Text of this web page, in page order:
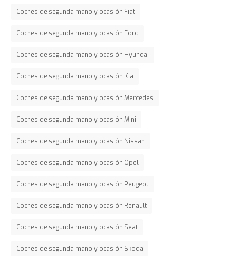
Coches de segunda mano y ocasión Fiat
Coches de segunda mano y ocasión Ford
Coches de segunda mano y ocasión Hyundai
Coches de segunda mano y ocasión Kia
Coches de segunda mano y ocasión Mercedes
Coches de segunda mano y ocasión Mini
Coches de segunda mano y ocasión Nissan
Coches de segunda mano y ocasión Opel
Coches de segunda mano y ocasión Peugeot
Coches de segunda mano y ocasión Renault
Coches de segunda mano y ocasión Seat
Coches de segunda mano y ocasión Skoda